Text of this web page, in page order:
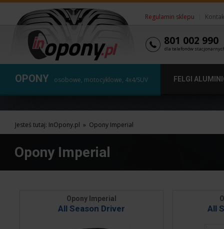
Regulamin sklepu
801 002 990
dla telefonów
OPONY osobowe, motocyklowe, 4x4/SUV FELGI
Jesteś tutaj: InOpony.pl » Opony Imperial
Opony Imperial
Opony Imperial
All Season Driver All